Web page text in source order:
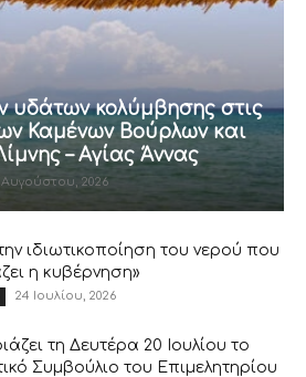
υδάτων κολύμβησης στις
Καμένων Βούρλων και
– Αγίας Άννας
Αυγούστου, 2026
ιδιωτικοποίηση του νερού που
η κυβέρνηση»
24 Ιουλίου, 2026
τη Δευτέρα 20 Ιουλίου το
Συμβούλιο του Επιμελητηρίου